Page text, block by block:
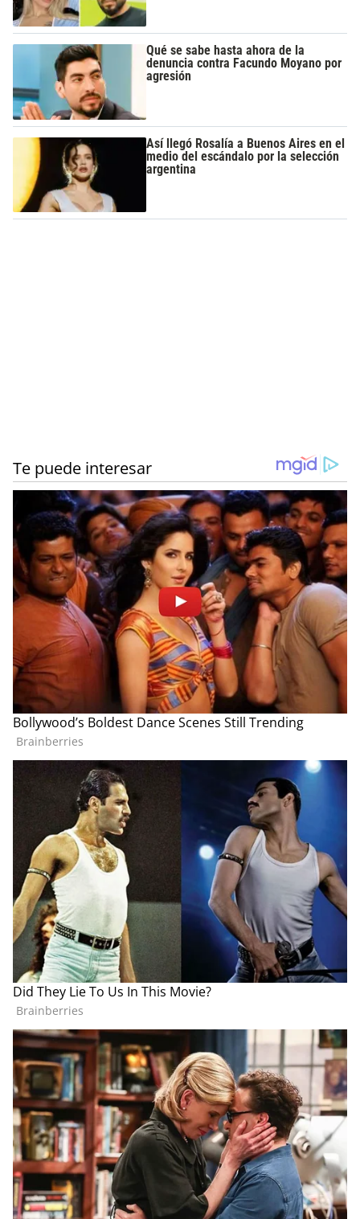
Qué se sabe hasta ahora de la
denuncia contra Facundo Moyano por
agresión
Así llegó Rosalía a Buenos Aires en el
medio del escándalo por la selección
argentina